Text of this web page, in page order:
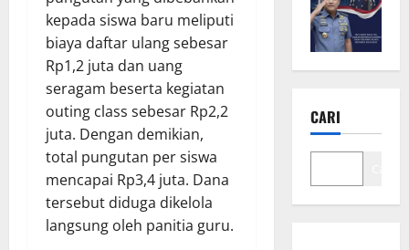
kepada siswa baru meliputi
biaya daftar ulang sebesar
Rp1,2 juta dan uang
seragam beserta kegiatan
outing class sebesar Rp2,2
juta. Dengan demikian,
total pungutan per siswa
mencapai Rp3,4 juta. Dana
tersebut diduga dikelola
langsung oleh panitia guru.
CARI